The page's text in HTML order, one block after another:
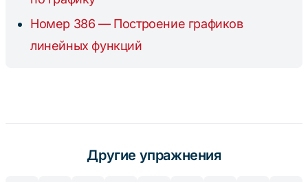
Номер 386 — Построение графиков
линейных функций
Другие упражнения